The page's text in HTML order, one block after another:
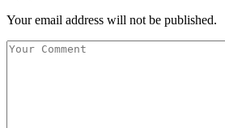
Your email address will not be published.